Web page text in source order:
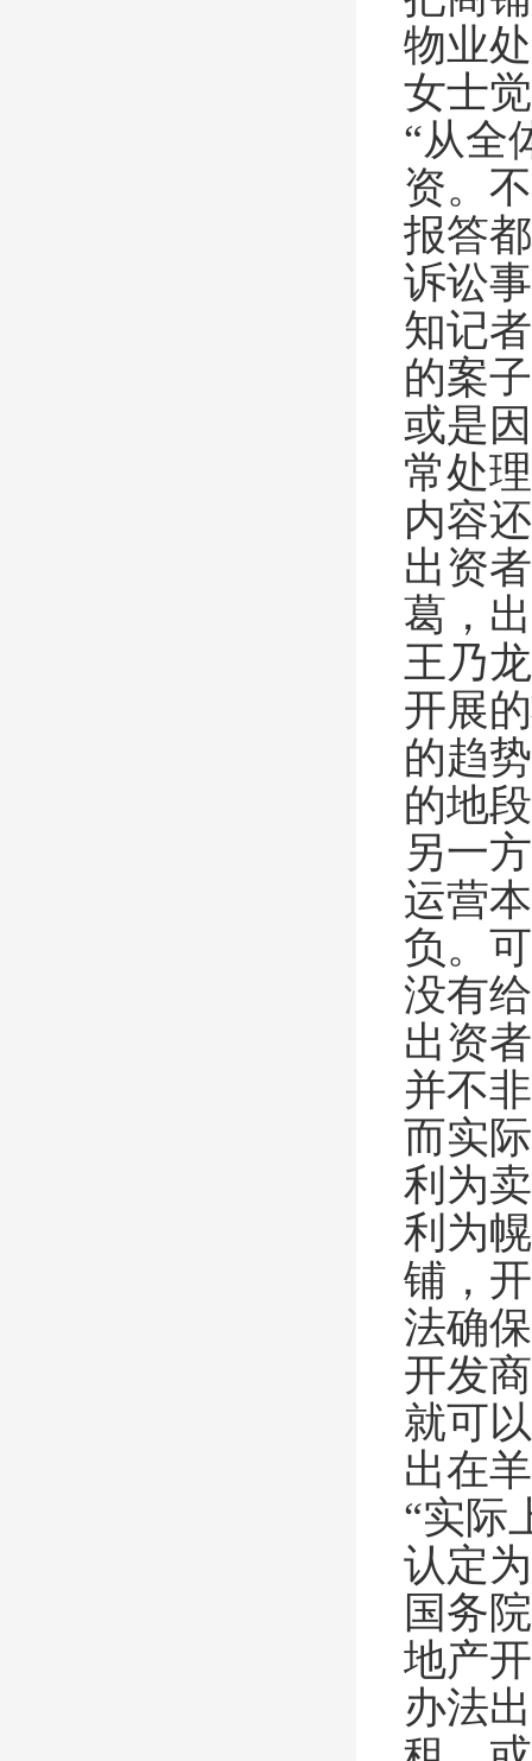
物业
女士
“从全
资。
报答
诉讼
知记
的案
或是
常处
内容
出资
葛，
王乃
开展
的趋
的地
另一
运营
负。
没有
出资
并不
而实
利为
利为
铺，
法确
开发
就可
出在
“实际
认定
国务
地产
办法